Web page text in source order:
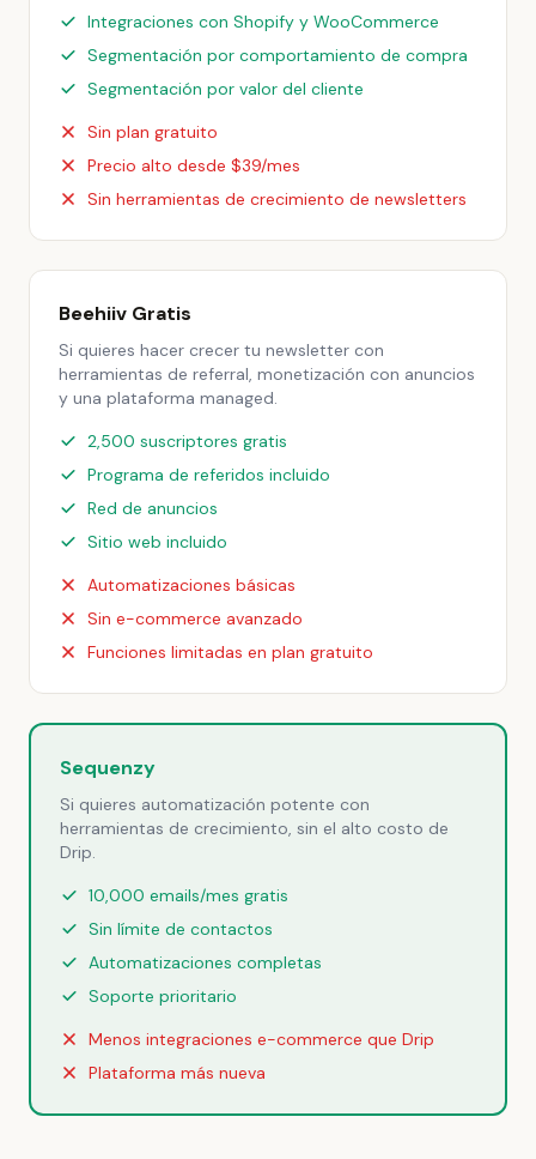
Integraciones con Shopify y WooCommerce
Segmentación por comportamiento de compra
Segmentación por valor del cliente
Sin plan gratuito
Precio alto desde $39/mes
Sin herramientas de crecimiento de newsletters
Beehiiv Gratis
Si quieres hacer crecer tu newsletter con
herramientas de referral, monetización con anuncios
y una plataforma managed.
2,500 suscriptores gratis
Programa de referidos incluido
Red de anuncios
Sitio web incluido
Automatizaciones básicas
Sin e-commerce avanzado
Funciones limitadas en plan gratuito
Sequenzy
Si quieres automatización potente con
herramientas de crecimiento, sin el alto costo de
Drip.
10,000 emails/mes gratis
Sin límite de contactos
Automatizaciones completas
Soporte prioritario
Menos integraciones e-commerce que Drip
Plataforma más nueva